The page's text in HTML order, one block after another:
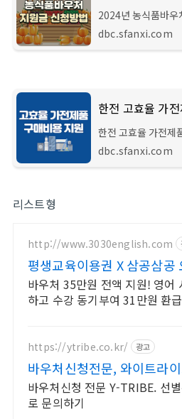
2024년 농식품바우
겠습니다. 저소득 취
dbc.sfanxi.com
한전 고효율 가전제
계층을 대상으로 효
dbc.sfanxi.com
리스트형
http://www.3030english.com
평생교육이용권 X 삼공삼공
24:00 환급 종료
바우처 35만원 전액 지원! 영어
하고 수강 동기부여 31만원 환
https://ytribe.co.kr/ 광고
바우처신청전문, 와이트라
바우처신청 전문 Y-TRIBE. 선
로 문의하기